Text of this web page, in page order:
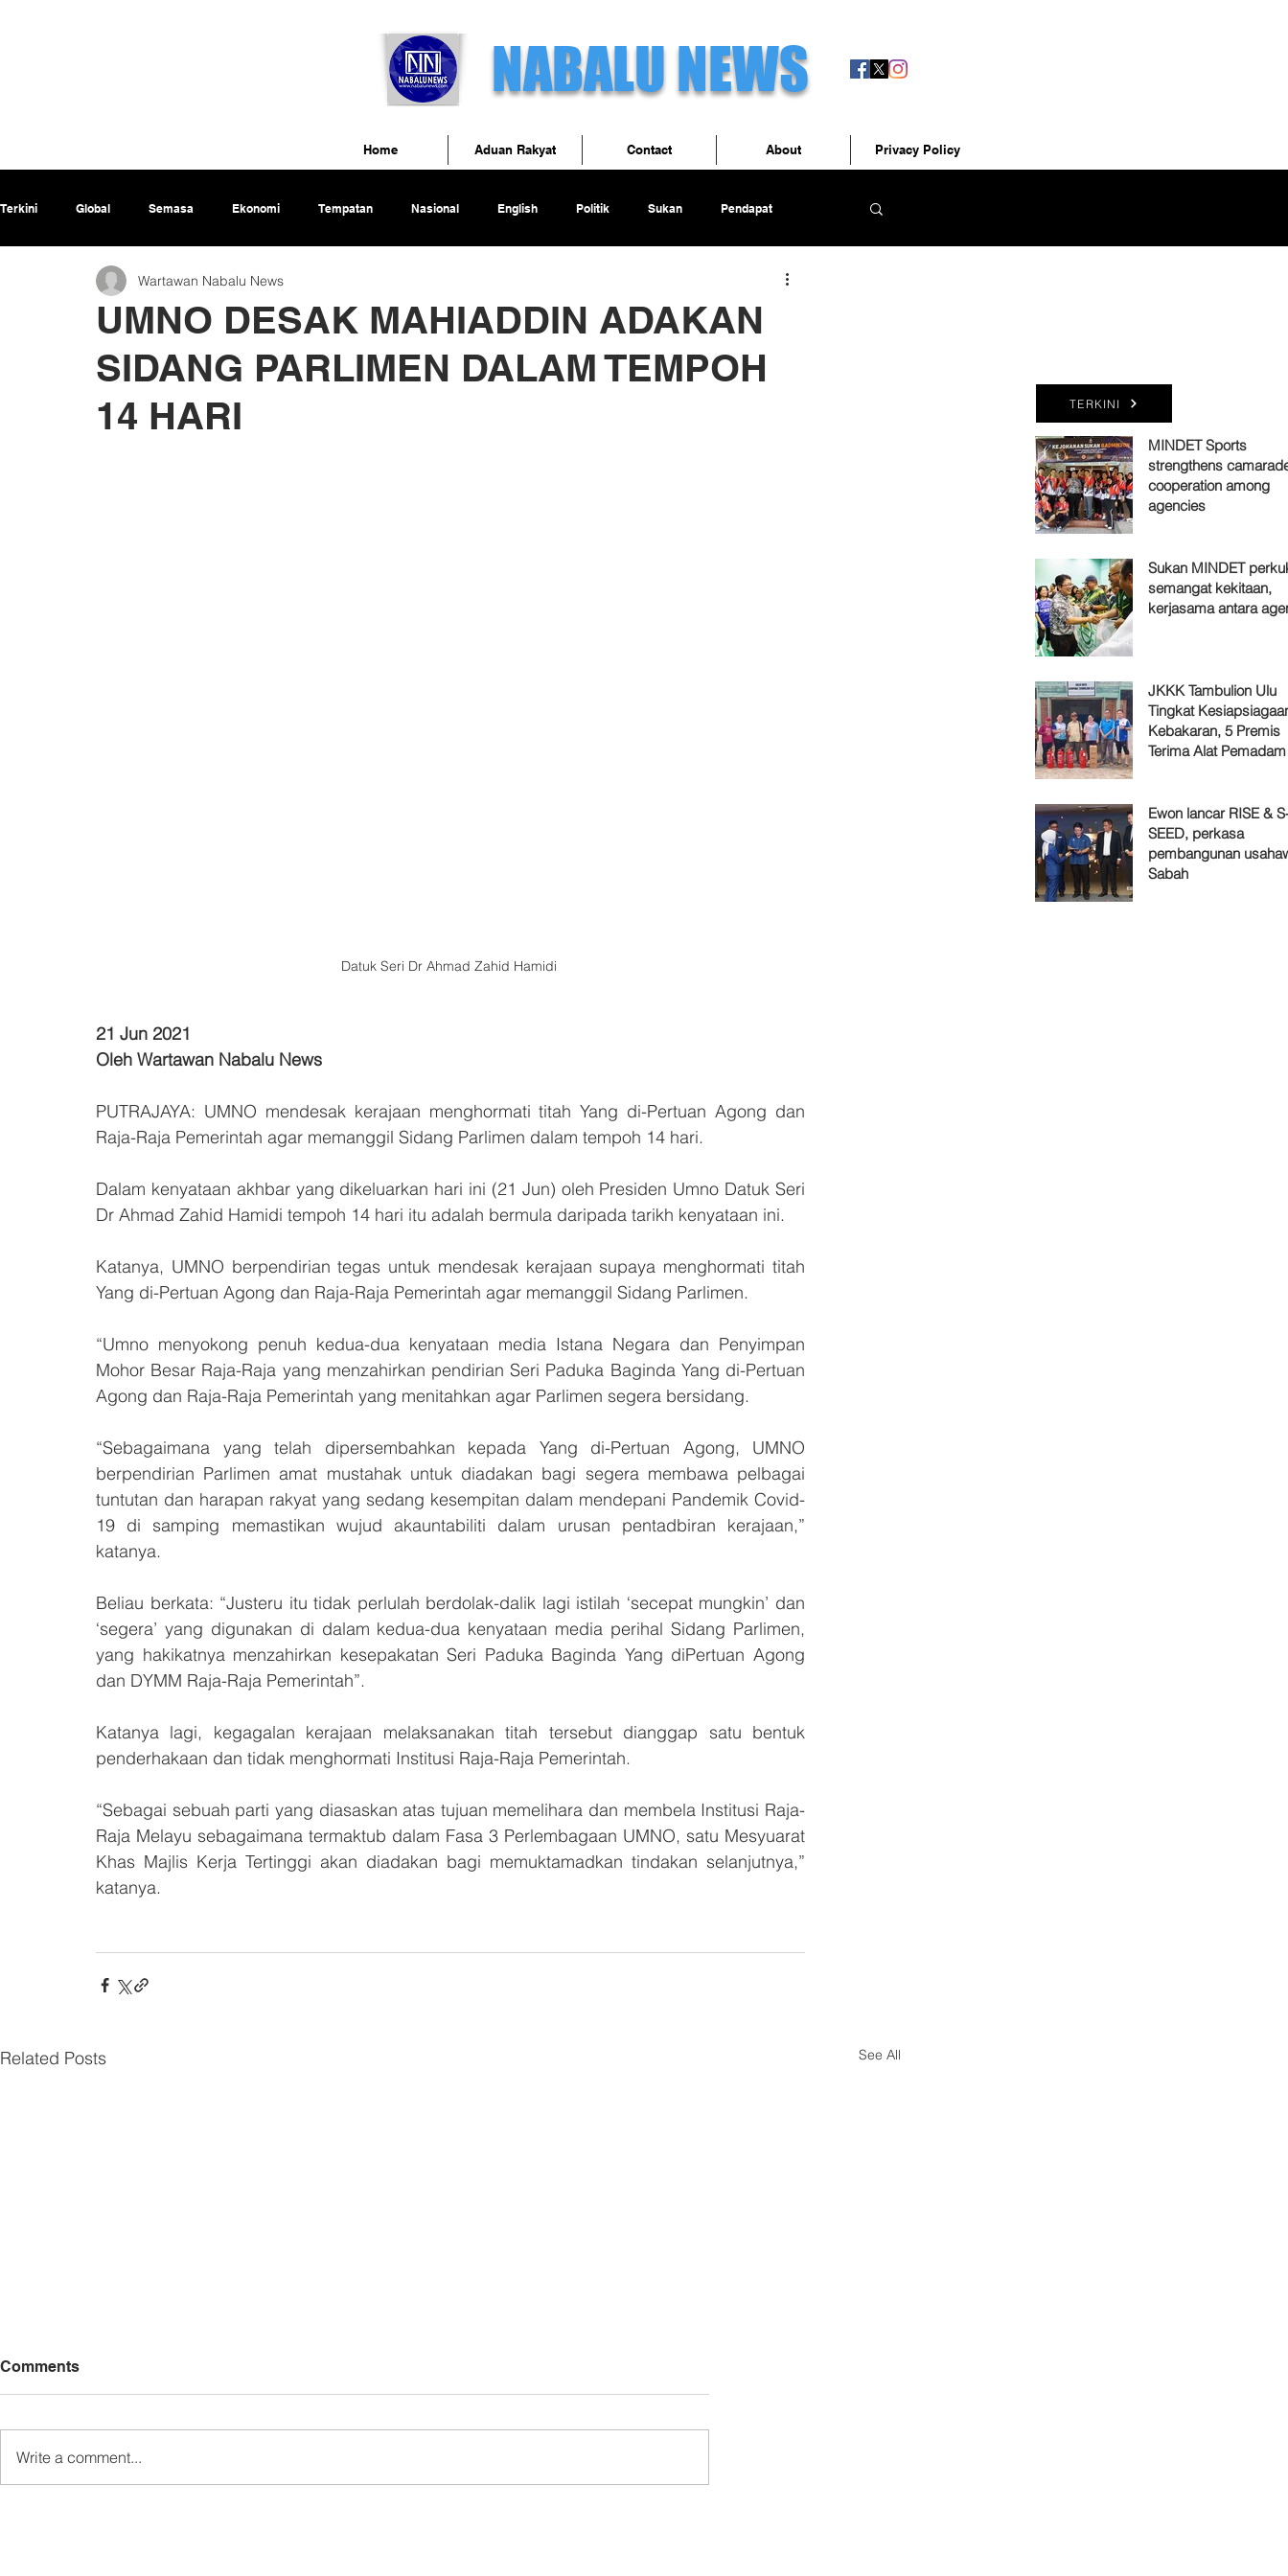
NABALU NEWS
Terkini Global Semasa Ekonomi Tempatan Nasional English Politik Sukan Pendapat
UMNO DESAK MAHIADDIN ADAKAN
SIDANG PARLIMEN DALAM TEMPOH
14 HARI
Wartawan Nabalu News
Datuk Seri Dr Ahmad Zahid Hamidi
21 Jun 2021
Oleh Wartawan Nabalu News
PUTRAJAYA: UMNO mendesak kerajaan menghormati titah Yang di-Pertuan Agong dan
Raja-Raja Pemerintah agar memanggil Sidang Parlimen dalam tempoh 14 hari.
Dalam kenyataan akhbar yang dikeluarkan hari ini (21 Jun) oleh Presiden Umno Datuk Seri
Dr Ahmad Zahid Hamidi tempoh 14 hari itu adalah bermula daripada tarikh kenyataan ini.
Katanya, UMNO berpendirian tegas untuk mendesak kerajaan supaya menghormati titah
Yang di-Pertuan Agong dan Raja-Raja Pemerintah agar memanggil Sidang Parlimen.
“Umno menyokong penuh kedua-dua kenyataan media Istana Negara dan Penyimpan
Mohor Besar Raja-Raja yang menzahirkan pendirian Seri Paduka Baginda Yang di-Pertuan
Agong dan Raja-Raja Pemerintah yang menitahkan agar Parlimen segera bersidang.
“Sebagaimana yang telah dipersembahkan kepada Yang di-Pertuan Agong, UMNO
berpendirian Parlimen amat mustahak untuk diadakan bagi segera membawa pelbagai
tuntutan dan harapan rakyat yang sedang kesempitan dalam mendepani Pandemik Covid-
19 di samping memastikan wujud akauntabiliti dalam urusan pentadbiran kerajaan,”
katanya.
Beliau berkata: “Justeru itu tidak perlulah berdolak-dalik lagi istilah ‘secepat mungkin’ dan
‘segera’ yang digunakan di dalam kedua-dua kenyataan media perihal Sidang Parlimen,
yang hakikatnya menzahirkan kesepakatan Seri Paduka Baginda Yang diPertuan Agong
dan DYMM Raja-Raja Pemerintah”.
Katanya lagi, kegagalan kerajaan melaksanakan titah tersebut dianggap satu bentuk
penderhakaan dan tidak menghormati Institusi Raja-Raja Pemerintah.
“Sebagai sebuah parti yang diasaskan atas tujuan memelihara dan membela Institusi Raja-
Raja Melayu sebagaimana termaktub dalam Fasa 3 Perlembagaan UMNO, satu Mesyuarat
Khas Majlis Kerja Tertinggi akan diadakan bagi memuktamadkan tindakan selanjutnya,”
katanya.
Related Posts See All
Comments
Write a comment...
TERKINI
MINDET Sports
strengthens
cooperation among
agencies
Sukan MINDET
semangat kekitaan,
kerjasama antara
JKKK Tambulion Ulu
Tingkat
Kebakaran, 5 Premis
Terima Alat
Ewon lancar RISE &
SEED, perkasa
pembangunan
Sabah
Home Aduan Rakyat Contact About Privacy Policy